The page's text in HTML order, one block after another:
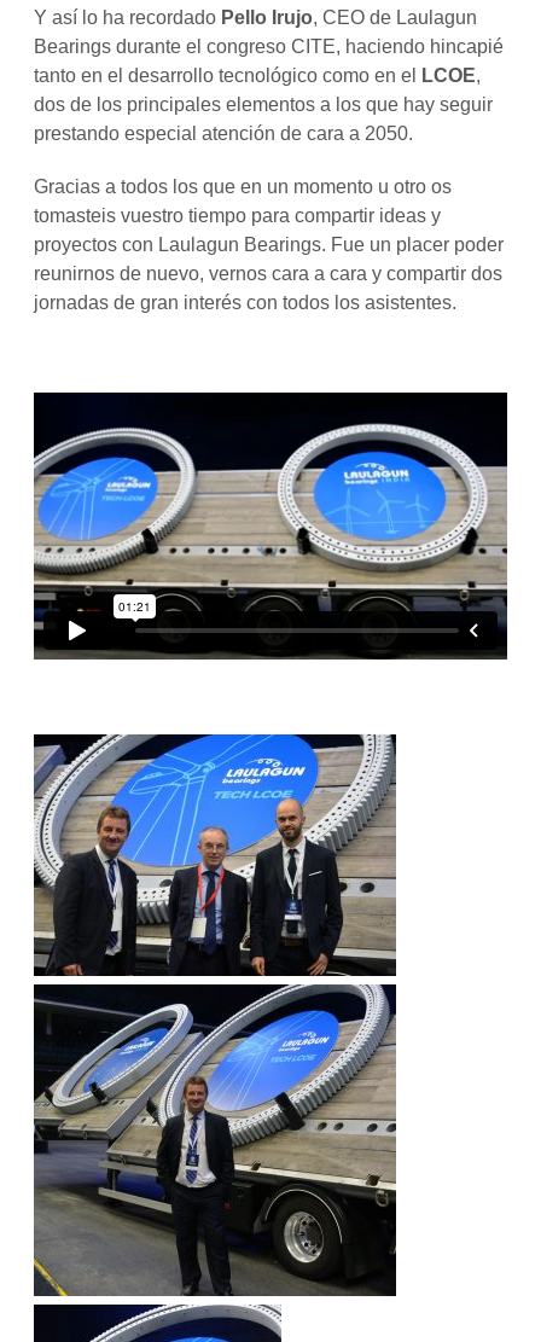
Y así lo ha recordado Pello Irujo, CEO de Laulagun
Bearings durante el congreso CITE, haciendo hincapié
tanto en el desarrollo tecnológico como en el
LCOE,
dos de los principales elementos a los que hay seguir
prestando especial atención de cara a 2050.
Gracias a todos los que en un momento u otro os
tomasteis vuestro tiempo para compartir ideas y
proyectos con Laulagun Bearings. Fue un placer poder
reunirnos de nuevo, vernos cara a cara y compartir dos
jornadas de gran interés con todos los asistentes.